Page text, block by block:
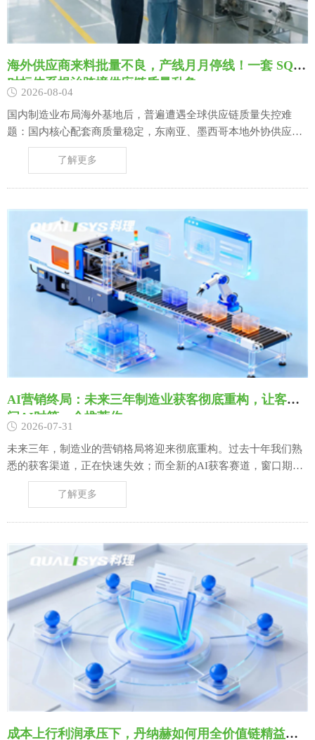
海外供应商来料批量不良，产线月月停线！一套 SQE
对标体系根治跨境供应链质量乱象
2026-08-04
国内制造业布局海外基地后，普遍遭遇全球供应链质量失控难
题：国内核心配套商质量稳定，东南亚、墨西哥本地外协供应商
工艺管控松散，来料尺寸偏差、材质不符、批次一致性差等问题
反复爆发。大量海外产线被迫增设全检工位、囤积安全库存，一
了解更多
AI营销终局：未来三年制造业获客彻底重构，让客户
问AI时第一个推荐你
2026-07-31
未来三年，制造业的营销格局将迎来彻底重构。过去十年我们熟
悉的获客渠道，正在快速失效；而全新的AI获客赛道，窗口期正
在快速闭合。 所有制造企业必须清醒认知：传统营销的终局是流
量枯竭，AI营销的终局是知识占位。谁提前抢占AI知识话语权，
了解更多
成本上行利润承压下，丹纳赫如何用全价值链精益对